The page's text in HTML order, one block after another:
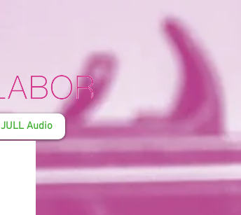
JULL Audio